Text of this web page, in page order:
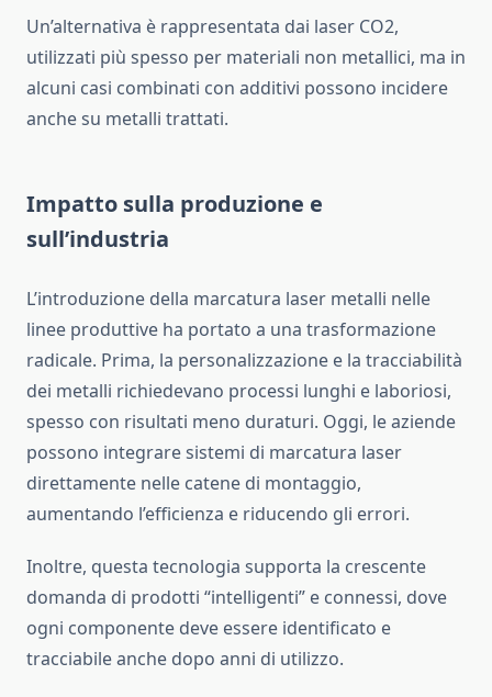
Un’alternativa è rappresentata dai laser CO2,
utilizzati più spesso per materiali non metallici, ma in
alcuni casi combinati con additivi possono incidere
anche su metalli trattati.
Impatto sulla produzione e
sull’industria
L’introduzione della marcatura laser metalli nelle
linee produttive ha portato a una trasformazione
radicale. Prima, la personalizzazione e la tracciabilità
dei metalli richiedevano processi lunghi e laboriosi,
spesso con risultati meno duraturi. Oggi, le aziende
possono integrare sistemi di marcatura laser
direttamente nelle catene di montaggio,
aumentando l’efficienza e riducendo gli errori.
Inoltre, questa tecnologia supporta la crescente
domanda di prodotti “intelligenti” e connessi, dove
ogni componente deve essere identificato e
tracciabile anche dopo anni di utilizzo.